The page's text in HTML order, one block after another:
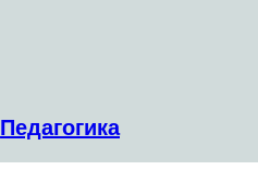
Педагогика